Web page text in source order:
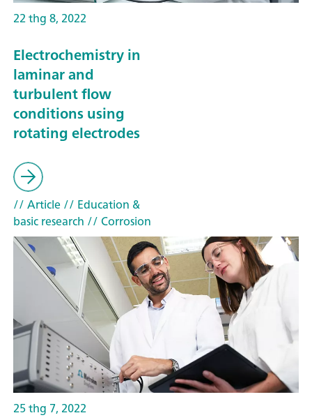
22 thg 8, 2022
Electrochemistry in
laminar and
turbulent flow
conditions using
rotating electrodes
// Article// Education &
basic research // Corrosion
25 thg 7, 2022